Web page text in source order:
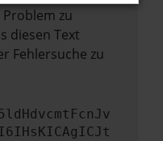
zu
diesen Text
Fehlersuche zu